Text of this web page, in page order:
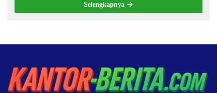
Selengkapnya